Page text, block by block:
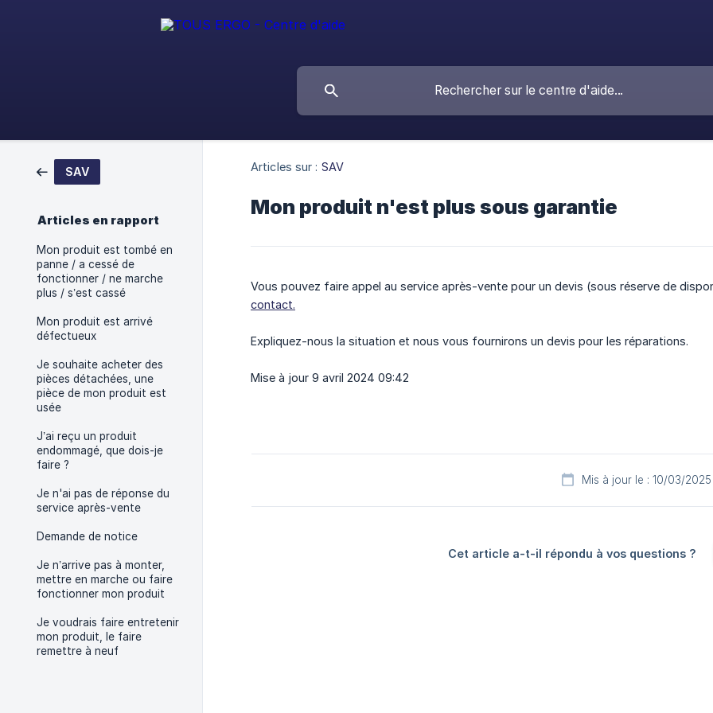
SAV
Articles en rapport
Mon produit est tombé en
panne / a cessé de
fonctionner / ne marche
plus / s’est cassé
Mon produit est arrivé
défectueux
Je souhaite acheter des
pièces détachées, une
pièce de mon produit est
usée
J’ai reçu un produit
endommagé, que dois-je
faire ?
Je n'ai pas de réponse du
service après-vente
Demande de notice
Je n’arrive pas à monter,
mettre en marche ou faire
fonctionner mon produit
Je voudrais faire entretenir
mon produit, le faire
remettre à neuf
Articles sur : SAV
Mon produit n'est plus sous garantie
Vous pouvez faire appel au service après-vente pour un devis (sous réserve de
contact.
Expliquez-nous la situation et nous vous fournirons un devis pour les réparations.
Mise à jour 9 avril 2024 09:42
Mis à jour le : 10/03/2025
Cet article a-t-il répondu à vos questions ?